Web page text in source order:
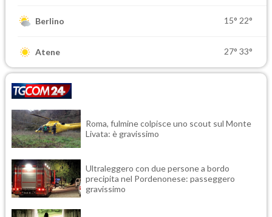
Berlino 15° 22°
Atene 27° 33°
Roma, fulmine colpisce uno scout sul Monte
Livata: è gravissimo
Ultraleggero con due persone a bordo
precipita nel Pordenonese: passeggero
gravissimo